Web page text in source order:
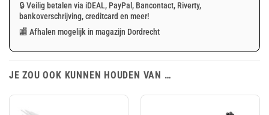
🔒 Veilig betalen via iDEAL, PayPal, Bancontact, Riverty,
bankoverschrijving, creditcard en meer!
🏬 Afhalen mogelijk in magazijn Dordrecht
JE ZOU OOK KUNNEN HOUDEN VAN …